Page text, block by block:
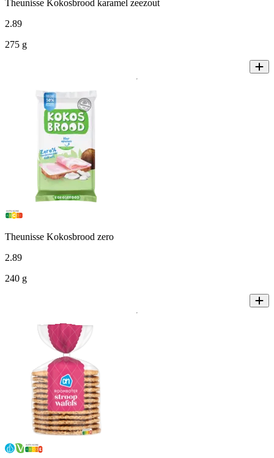
Theunisse Kokosbrood karamel zeezout
2.89
275 g
Theunisse Kokosbrood zero
2.89
240 g